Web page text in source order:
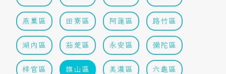
燕巢區 田寮區 阿蓮區 路竹區
湖內區 茄萣區 永安區 彌陀區
梓官區 旗山區 美濃區 六龜區